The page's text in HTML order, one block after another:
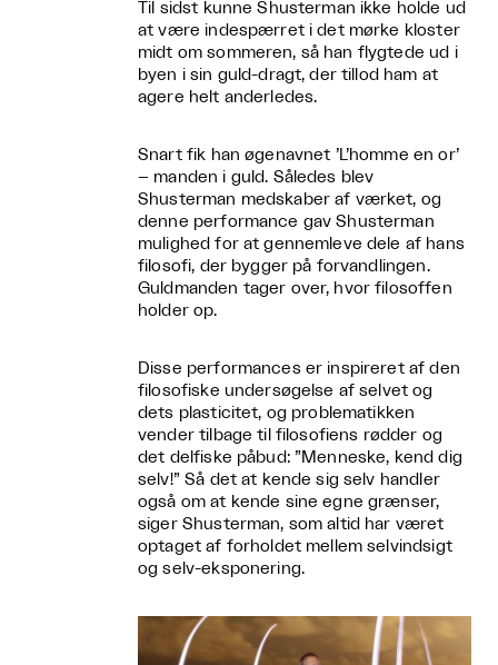
Til sidst kunne Shusterman ikke holde ud
at være indespærret i det mørke kloster
midt om sommeren, så han flygtede ud i
byen i sin guld-dragt, der tillod ham at
agere helt anderledes.
Snart fik han øgenavnet ’L’homme en or’
– manden i guld. Således blev
Shusterman medskaber af værket, og
denne performance gav Shusterman
mulighed for at gennemleve dele af hans
filosofi, der bygger på forvandlingen.
Guldmanden tager over, hvor filosoffen
holder op.
Disse performances er inspireret af den
filosofiske undersøgelse af selvet og
dets plasticitet, og problematikken
vender tilbage til filosofiens rødder og
det delfiske påbud: ”Menneske, kend dig
selv!” Så det at kende sig selv handler
også om at kende sine egne grænser,
siger Shusterman, som altid har været
optaget af forholdet mellem selvindsigt
og selv-eksponering.